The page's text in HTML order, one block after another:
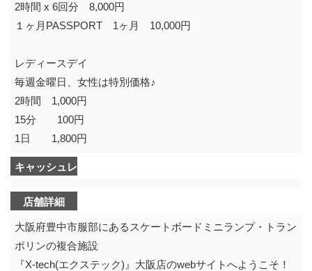
2時間 x 6回分 8,000円
１ヶ月PASSPORT 1ヶ月 10,000円
レディースデイ
毎週金曜日、女性は特別価格♪
2時間 1,000円
15分 100円
1日 1,800円
キャッシュレス決済可不可
店舗詳細
大阪府豊中市服部にあるスケートボードミニランプ・トラン
ポリンの複合施設
『X-tech(エクステック)』大阪店のwebサイトへようこそ！